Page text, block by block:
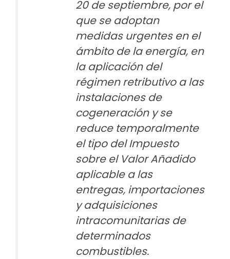
20 de septiembre, por el
que se adoptan
medidas urgentes en el
ámbito de la energía, en
la aplicación del
régimen retributivo a las
instalaciones de
cogeneración y se
reduce temporalmente
el tipo del Impuesto
sobre el Valor Añadido
aplicable a las
entregas, importaciones
y adquisiciones
intracomunitarias de
determinados
combustibles.